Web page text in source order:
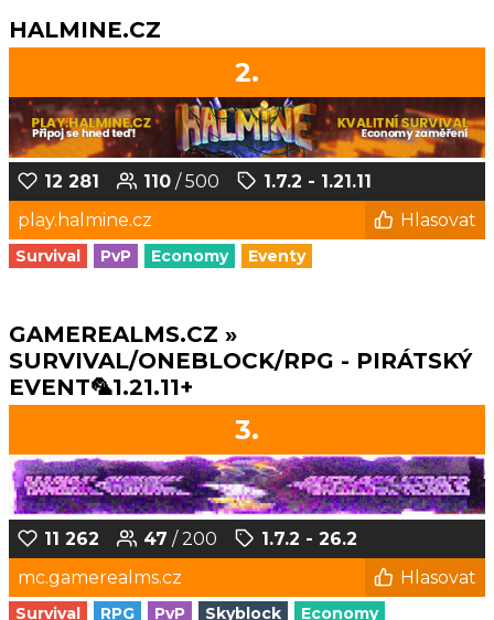
HALMINE.CZ
2.
12 281 110 / 500
1.7.2 - 1.21.11
play.halmine.cz
Hlasovat
Survival PvP Economy Eventy
GAMEREALMS.CZ »
SURVIVAL/ONEBLOCK/RPG - PIRÁTSKÝ
EVENT🦜1.21.11+
3.
11 262 47 / 200
1.7.2 - 26.2
mc.gamerealms.cz
Hlasovat
Survival RPG PvP Skyblock Economy